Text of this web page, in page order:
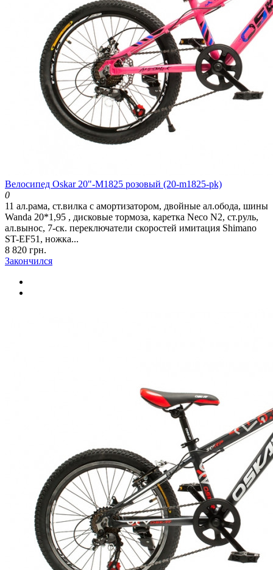
Велосипед Oskar 20"-M1825 розовый (20-m1825-pk)
0
11 ал.рама, ст.вилка с амортизатором, двойные ал.обода, шины
Wanda 20*1,95 , дисковые тормоза, каретка Neco N2, ст.руль,
ал.вынос, 7-ск. переключатели скоростей имитация Shimano
ST-EF51, ножка...
8 820 грн.
Закончился